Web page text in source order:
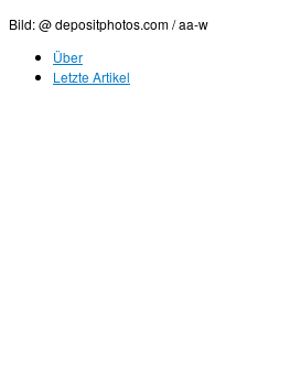
Bild: @ depositphotos.com / aa-w
Über
Letzte Artikel